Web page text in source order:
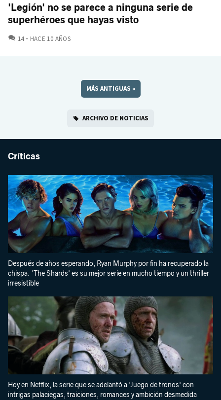
'Legión' no se parece a ninguna serie de
superhéroes que hayas visto
14 COMENTARIOS
HACE 10 AÑOS
MÁS ANTIGUAS »
ARCHIVO DE NOTICIAS
Críticas
Después de años esperando, Ryan Murphy por fin ha recuperado la
chispa. 'The Shards' es su mejor serie en mucho tiempo y un thriller
irresistible
Hoy en Netflix, la serie que se adelantó a 'Juego de tronos' con
intrigas palaciegas, traiciones, romances y ambición desmedida